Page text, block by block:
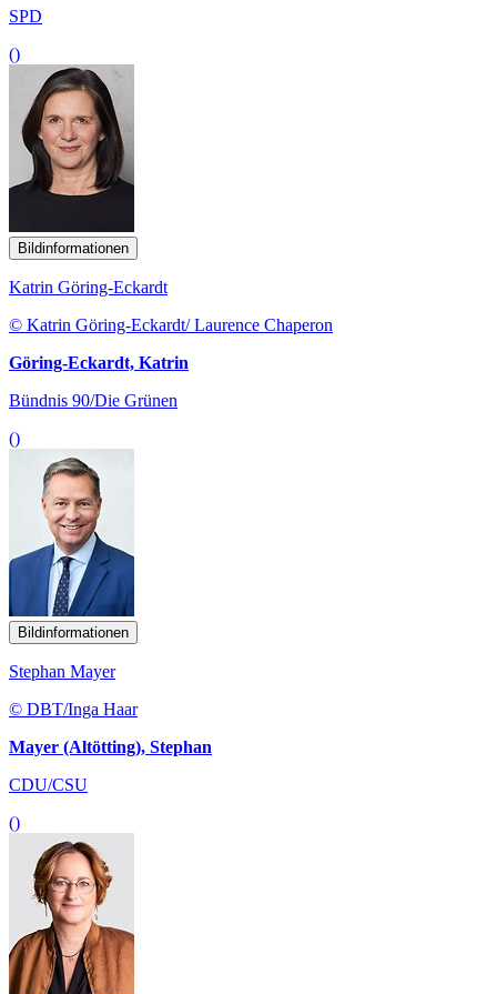
SPD
()
Bildinformationen
Katrin Göring-Eckardt
© Katrin Göring-Eckardt/ Laurence Chaperon
Göring-Eckardt, Katrin
Bündnis 90/Die Grünen
()
Bildinformationen
Stephan Mayer
© DBT/Inga Haar
Mayer (Altötting), Stephan
CDU/CSU
()